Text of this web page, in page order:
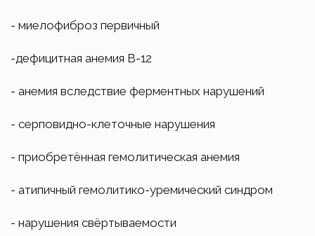
- миелофиброз первичный
-дефицитная анемия В-12
- анемия вследствие ферментных нарушений
- серповидно-клеточные нарушения
- приобретённая гемолитическая анемия
- атипичный гемолитико-уремический синдром
- нарушения свёртываемости